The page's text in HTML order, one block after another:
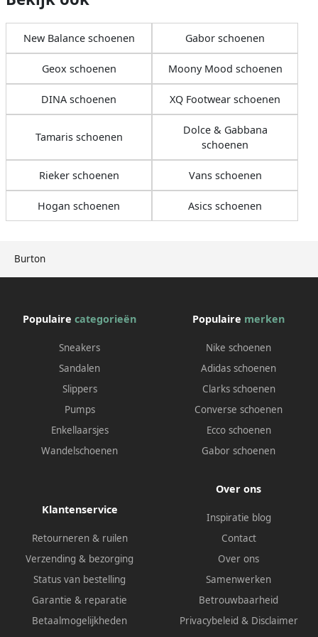
Burton
New Balance schoenen Gabor schoenen
Geox schoenen Moony Mood schoenen
DINA schoenen XQ Footwear schoenen
Tamaris schoenen
Dolce & Gabbana
schoenen
Rieker schoenen Vans schoenen
Hogan schoenen Asics schoenen
Populaire categorieën
Sneakers
Sandalen
Slippers
Pumps
Enkellaarsjes
Wandelschoenen
Populaire merken
Nike schoenen
Adidas schoenen
Clarks schoenen
Converse schoenen
Ecco schoenen
Gabor schoenen
Klantenservice
Retourneren & ruilen
Verzending & bezorging
Status van bestelling
Garantie & reparatie
Betaalmogelijkheden
Over ons
Inspiratie blog
Contact
Over ons
Samenwerken
Betrouwbaarheid
Privacybeleid & Disclaimer